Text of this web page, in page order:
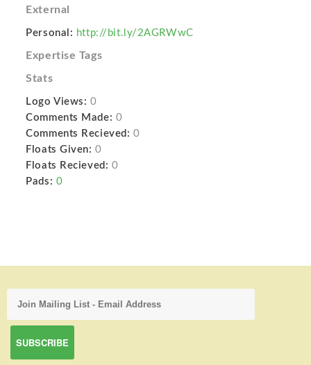
External
Personal: http://bit.ly/2AGRWwC
Expertise Tags
Stats
Logo Views: 0
Comments Made: 0
Comments Recieved: 0
Floats Given: 0
Floats Recieved: 0
Pads: 0